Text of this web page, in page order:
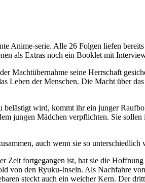
Anime-serie. Alle 26 Folgen liefen
als Extras noch ein Booklet mit
Machtübernahme seine Herrschaft
Leben der Menschen. Die Macht über
wird, kommt ihr ein junger
jungen Mädchen verpflichten. Sie
auch wenn sie so unterschiedlich
fortgegangen ist, hat sie die
von den Ryuku-Inseln. Als Nachfahre
steckt auch ein weicher Kern. Der